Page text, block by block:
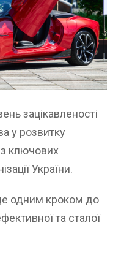
зацікавленості
у розвитку
з ключових
України.
одним кроком до
та сталої